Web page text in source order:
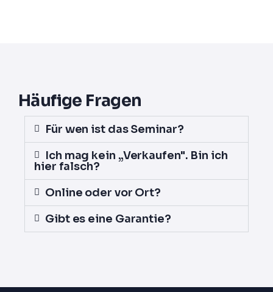
Häufige Fragen
Für wen ist das Seminar?
Ich mag kein „Verkaufen". Bin ich
hier falsch?
Online oder vor Ort?
Gibt es eine Garantie?